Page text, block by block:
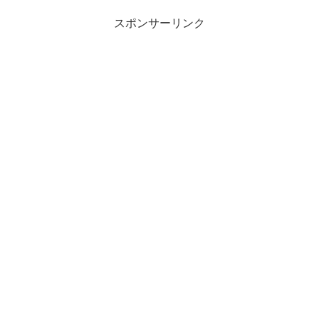
スポンサーリンク